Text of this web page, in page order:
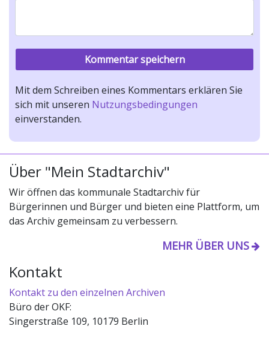
Mit dem Schreiben eines Kommentars erklären Sie
sich mit unseren Nutzungsbedingungen
einverstanden.
Über "Mein Stadtarchiv"
Wir öffnen das kommunale Stadtarchiv für
Bürgerinnen und Bürger und bieten eine Plattform, um
das Archiv gemeinsam zu verbessern.
MEHR ÜBER UNS
Kontakt
Kontakt zu den einzelnen Archiven
Büro der OKF:
Singerstraße 109, 10179 Berlin